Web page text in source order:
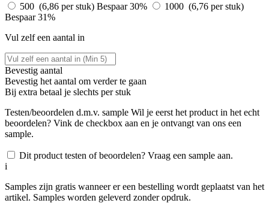
500 (6,86 per stuk) Bespaar 30%
1000 (6,76 per stuk)
Bespaar 31%
Vul zelf een aantal in
Bevestig aantal
Bevestig het aantal om verder te gaan
Bij extra betaal je slechts per stuk
Testen/beoordelen d.m.v. sample Wil je eerst het product in het echt
beoordelen? Vink de checkbox aan en je ontvangt van ons een
sample.
Dit product testen of beoordelen? Vraag een sample aan.
i
Samples zijn gratis wanneer er een bestelling wordt geplaatst van het
artikel. Samples worden geleverd zonder opdruk.